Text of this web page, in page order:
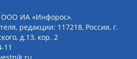
ООО ИА «Инфорос».
редакции: 117218, Россия, г.
д.13, кор. 2
11